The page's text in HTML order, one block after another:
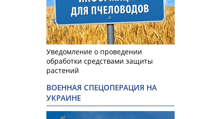
Уведомление о проведении
обработки средствами защиты
растений
ВОЕННАЯ СПЕЦОПЕРАЦИЯ НА
УКРАИНЕ